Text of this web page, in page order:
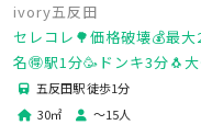
ivory五反田
セレコレ🌳価格破壊💰最大
名🉐駅1分🥳ドンキ3分🐧
気ゲーム機🎮女子会💗推し
🌟撮影📷24H飲み会🍻ivory
五反田駅 徒歩1分
30㎡ 〜15人